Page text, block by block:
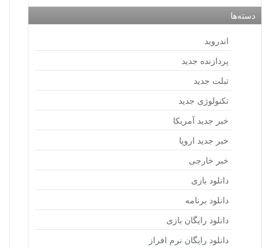
دسته‌ها
اندروید
پردازنده جدید
تبلت جدید
تکنولوژی جدید
خبر جدید آمریکا
خبر جدید اروپا
خبر خارجی
دانلود بازی
دانلود برنامه
دانلود رایگان بازی
دانلود رایگان نرم افراز